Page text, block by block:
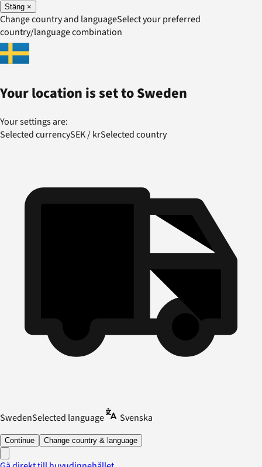
Stäng ×
Change country and languageSelect your preferred
country/language combination
Your location is set toSweden
Your settings are:
Selected currencySEK/krSelected country
SwedenSelected language Svenska
Continue Change country & language